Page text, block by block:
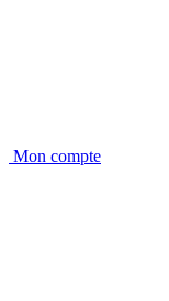
Mon compte